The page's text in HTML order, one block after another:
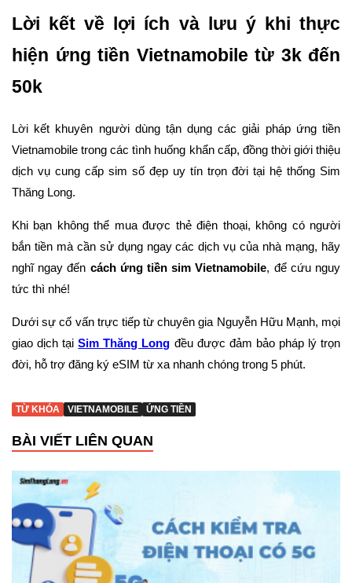
Lời kết về lợi ích và lưu ý khi thực
hiện ứng tiền Vietnamobile từ 3k đến
50k
Lời kết khuyên người dùng tận dụng các giải pháp ứng tiền
Vietnamobile trong các tình huống khẩn cấp, đồng thời giới thiệu
dịch vụ cung cấp sim số đẹp uy tín trọn đời tại hệ thống Sim
Thăng Long.
Khi bạn không thể mua được thẻ điện thoại, không có người
bắn tiền mà cần sử dụng ngay các dịch vụ của nhà mạng, hãy
nghĩ ngay đến cách ứng tiền sim Vietnamobile, để cứu nguy
tức thì nhé!
Dưới sự cố vấn trực tiếp từ chuyên gia Nguyễn Hữu Mạnh, mọi
giao dịch tạiSim Thăng Long đều được đảm bảo pháp lý trọn
đời, hỗ trợ đăng ký eSIM từ xa nhanh chóng trong 5 phút.
TỪ KHÓA VIETNAMOBILE ỨNG TIỀN
BÀI VIẾT LIÊN QUAN